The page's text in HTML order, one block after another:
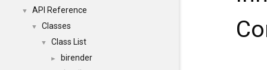
▼ API Reference
▼ Classes
▼ Class List
► birender